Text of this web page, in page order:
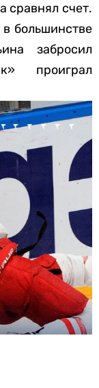
сравнял счет.
большинстве
забросил
проиграл